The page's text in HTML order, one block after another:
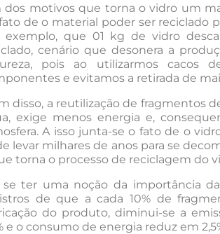
dos motivos que torna o vidro um
de o material poder ser reciclado
exemplo, que 01 kg de vidro
cenário que desonera a
pois ao utilizarmos cacos
e evitamos a retirada de
disso, a reutilização de fragmentos
exige menos energia e,
A isso junta-se o fato de o
levar milhares de anos para se
torna o processo de reciclagem do
se ter uma noção da importância
de que a cada 10% de
do produto, diminui-se a
e o consumo de energia reduz em